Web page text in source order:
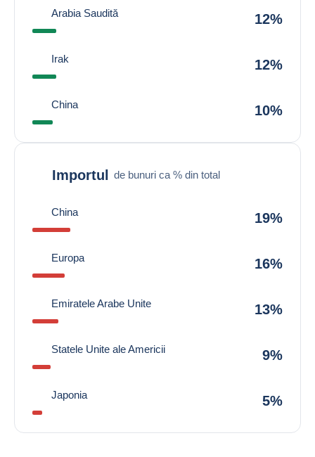
Arabia Saudită 12%
Irak 12%
China 10%
Importul de bunuri ca % din total
China 19%
Europa 16%
Emiratele Arabe Unite 13%
Statele Unite ale Americii 9%
Japonia 5%